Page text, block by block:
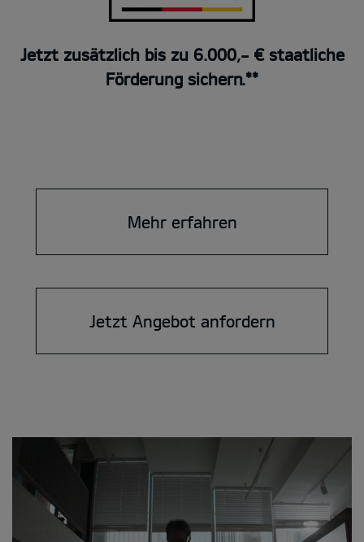
Jetzt zusätzlich bis zu 6.000,- € staatliche
Förderung sichern.**
Mehr erfahren
Jetzt Angebot anfordern